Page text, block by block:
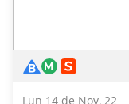
Lun 14 de Nov, 22